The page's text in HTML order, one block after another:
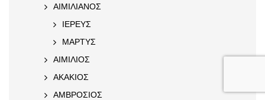
ΑΙΜΙΛΙΑΝΟΣ
ΙΕΡΕΥΣ
ΜΑΡΤΥΣ
ΑΙΜΙΛΙΟΣ
ΑΚΑΚΙΟΣ
ΑΜΒΡΟΣΙΟΣ